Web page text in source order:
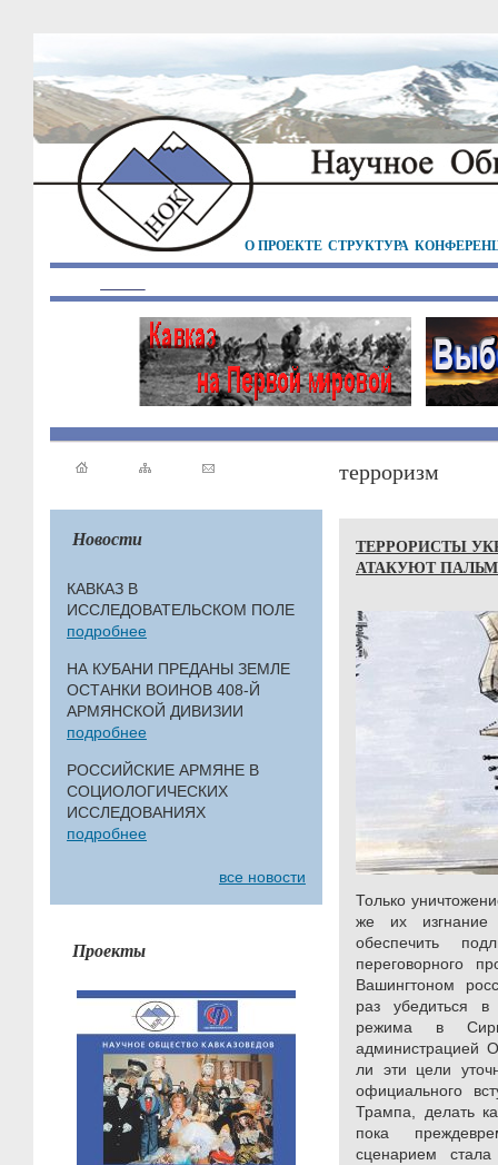
О ПРОЕКТЕ СТРУКТУРА
Новости
КАВКАЗ В
ИССЛЕДОВАТЕЛЬСКОМ ПОЛЕ
подробнее
НА КУБАНИ ПРЕДАНЫ ЗЕМЛЕ
ОСТАНКИ ВОИНОВ 408-Й
АРМЯНСКОЙ ДИВИЗИИ
подробнее
РОССИЙСКИЕ АРМЯНЕ В
СОЦИОЛОГИЧЕСКИХ
ИССЛЕДОВАНИЯХ
подробнее
все новости
Проекты
терроризм
ТЕРРОРИСТЫ
АТАКУЮТ
Только
же их
обеспечить
переговорного
Вашингтоном
раз убедиться
режима в
администрацией
ли эти цели
официального
Трампа, делать
пока
сценарием